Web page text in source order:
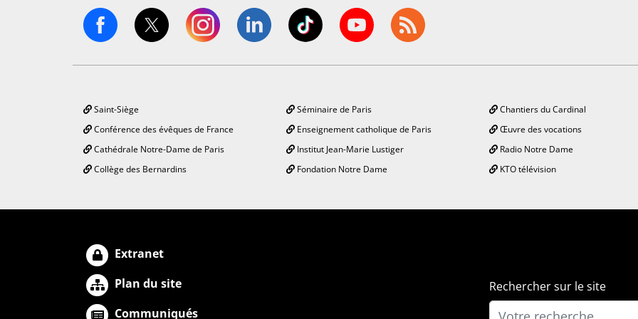
Saint-Siège
Conférence des évêques de France
Cathédrale Notre-Dame de Paris
Collège des Bernardins
Séminaire de Paris
Enseignement catholique de Paris
Institut Jean-Marie Lustiger
Fondation Notre Dame
Chantiers du Cardinal
Œuvre des vocations
Radio Notre Dame
KTO télévision
Extranet
Plan du site
Communiqués
Rechercher sur le site